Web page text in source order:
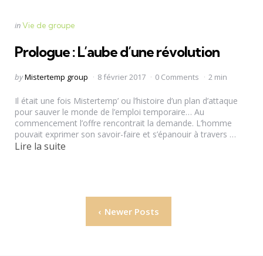
Categories
Posted
inVie de groupe
Prologue : L’aube d’une révolution
Posted
byMistertemp group 8 février 2017 0 Comments 2 min
Il était une fois Mistertemp’ ou l’histoire d’un plan d’attaque
pour sauver le monde de l’emploi temporaire… Au
commencement l’offre rencontrait la demande. L’homme
pouvait exprimer son savoir-faire et s’épanouir à travers …
Lire la suite
Newer Posts